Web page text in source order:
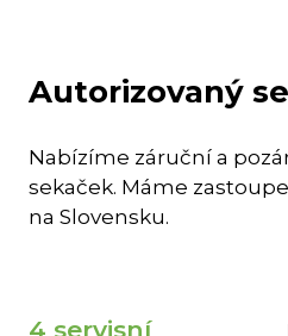
Autorizovaný
Nabízíme záruční a
sekaček. Máme
na Slovensku.
4 servisní